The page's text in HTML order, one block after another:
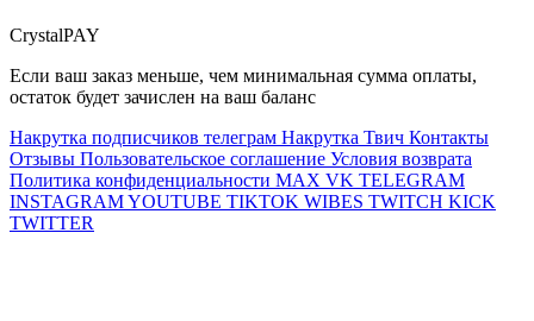
CrystalPAY
Если ваш заказ меньше, чем минимальная сумма оплаты,
остаток будет зачислен на ваш баланс
Накрутка подписчиков телеграм Накрутка Твич Контакты
Отзывы Пользовательское соглашение Условия возврата
Политика конфиденциальности MAX VK TELEGRAM
INSTAGRAMYOUTUBE TIKTOK WIBES TWITCH KICK
TWITTER